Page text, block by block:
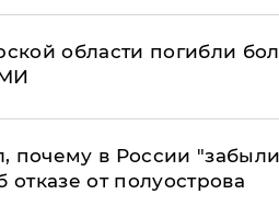
области погибли
почему в России
отказе от полуострова